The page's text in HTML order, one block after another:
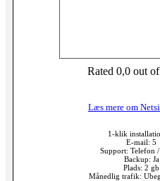
Rated 0,0 out
Læs mere om
1-klik
E-mail: 5
Support: Telefon
Backup: Ja
Plads: 2 gb
Månedlig trafik: